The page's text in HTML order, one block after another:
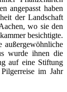
angepasst haben
der Landschaft
wo sie den
besichtigte.
außergewöhnliche
wurde ihnen die
auf eine Stiftung
im Jahr